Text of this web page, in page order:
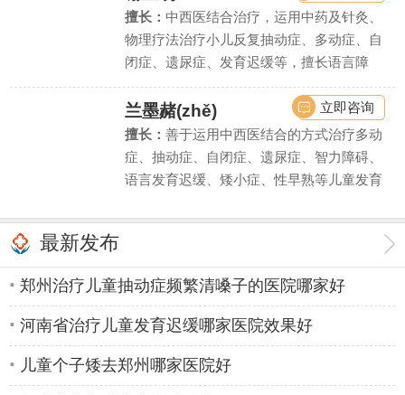
擅长： 中西医结合治疗，运用中药及针灸、
物理疗法治疗小儿反复抽动症、多动症、自
闭症、遗尿症、发育迟缓等，擅长语言障
碍、学习困难、智力低下等疾病的诊断评估
和干预治疗。
兰墨赭(zhě)
擅长： 善于运用中西医结合的方式治疗多动
症、抽动症、自闭症、遗尿症、智力障碍、
语言发育迟缓、矮小症、性早熟等儿童发育
儿童注意力不集中、学习困难、脾气暴躁、
立即咨询
最新发布
郑州治疗儿童抽动症频繁清嗓子的医院哪家好
河南省治疗儿童发育迟缓哪家医院效果好
儿童个子矮去郑州哪家医院好